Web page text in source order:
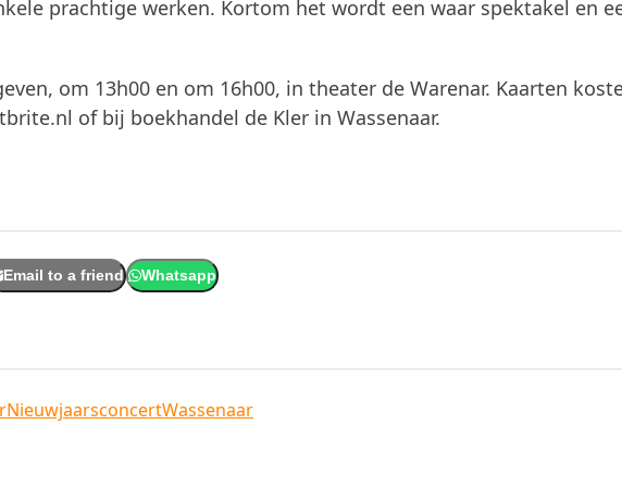
prachtige werken. Kortom het wordt een waar spektakel en
om 13h00 en om 16h00, in theater de Warenar. Kaarten
of bij boekhandel de Kler in Wassenaar.
Email to a friend Whatsapp
NieuwjaarsconcertWassenaar